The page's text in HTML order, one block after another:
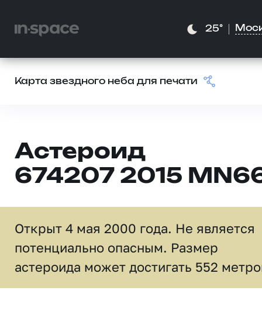
25°
Карта звездного неба для печати
Астероид
674207 2015
Открыт 4 мая 2000 года. Не является
потенциально опасным. Размер
астероида может достигать 552